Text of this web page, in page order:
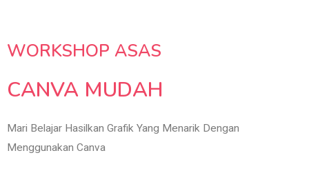
WORKSHOP ASAS
CANVA MUDAH
Mari Belajar Hasilkan Grafik Yang Menarik Dengan
Menggunakan Canva